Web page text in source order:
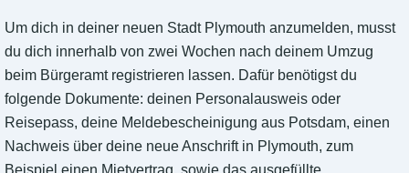
Um dich in deiner neuen Stadt Plymouth anzumelden, musst
du dich innerhalb von zwei Wochen nach deinem Umzug
beim Bürgeramt registrieren lassen. Dafür benötigst du
folgende Dokumente: deinen Personalausweis oder
Reisepass, deine Meldebescheinigung aus Potsdam, einen
Nachweis über deine neue Anschrift in Plymouth, zum
Beispiel einen Mietvertrag, sowie das ausgefüllte